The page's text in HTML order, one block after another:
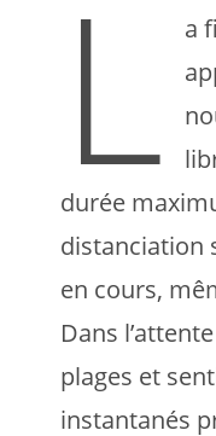
L
a
durée
distanciation
en cours,
Dans
plages et
instantanés